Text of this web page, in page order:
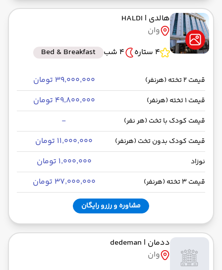
هالدی | HALDI
وان
4 ستاره
4 شب Bed & Breakfast
قیمت 2 تخته (هرنفر) ۳۹٬۰۰۰٬۰۰۰ تومان
قیمت 1 تخته (هرنفر) ۴۹٬۸۰۰٬۰۰۰ تومان
قیمت کودک با تخت (هر نفر) -
قیمت کودک بدون تخت (هرنفر) ۱۱٬۰۰۰٬۰۰۰ تومان
نوزاد ۱٬۰۰۰٬۰۰۰ تومان
قیمت 3 تخته (هرنفر) ۳۷٬۰۰۰٬۰۰۰ تومان
مشاوره و رزرو رایگان
ددمان | dedeman
وان